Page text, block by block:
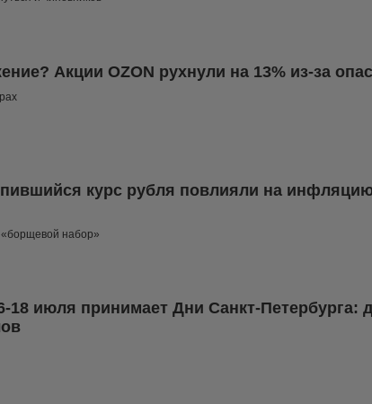
Акции OZON рухнули на 13% из-за
курс рубля повлияли на
набор»
18 июля принимает Дни Санкт-Петербурга: